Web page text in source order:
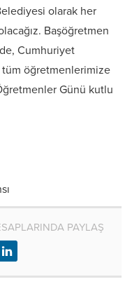
olarak her
Başöğretmen
Cumhuriyet
öğretmenlerimize
Günü kutlu
PAYLAŞ